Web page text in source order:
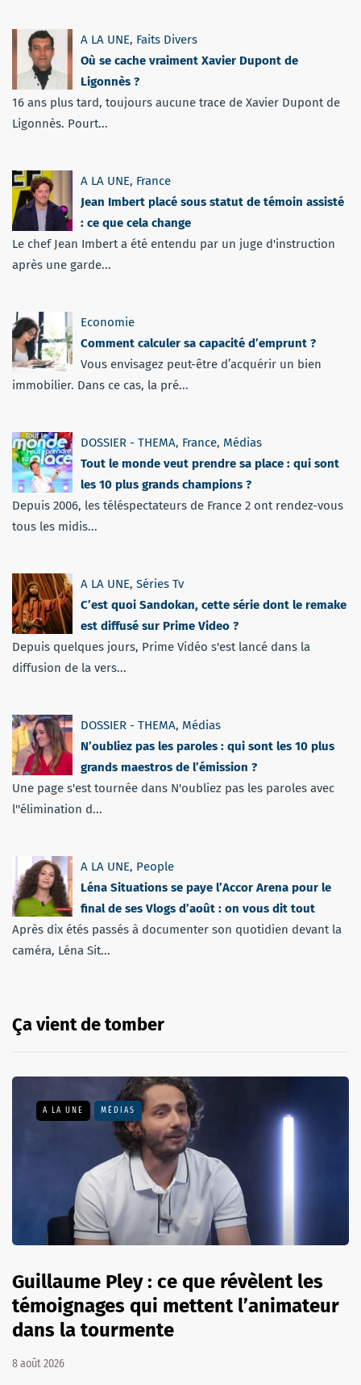
A LA UNE, Faits Divers
Où se cache vraiment Xavier Dupont de
Ligonnès ?
16 ans plus tard, toujours aucune trace de Xavier Dupont de
Ligonnès. Pourt...
A LA UNE, France
Jean Imbert placé sous statut de témoin assisté
: ce que cela change
Le chef Jean Imbert a été entendu par un juge d'instruction
après une garde...
Economie
Comment calculer sa capacité d’emprunt ?
Vous envisagez peut-être d’acquérir un bien
immobilier. Dans ce cas, la pré...
DOSSIER - THEMA, France, Médias
Tout le monde veut prendre sa place : qui sont
les 10 plus grands champions ?
Depuis 2006, les téléspectateurs de France 2 ont rendez-vous
tous les midis...
A LA UNE, Séries Tv
C’est quoi Sandokan, cette série dont le remake
est diffusé sur Prime Video ?
Depuis quelques jours, Prime Vidéo s'est lancé dans la
diffusion de la vers...
DOSSIER - THEMA, Médias
N’oubliez pas les paroles : qui sont les 10 plus
grands maestros de l’émission ?
Une page s'est tournée dans N'oubliez pas les paroles avec
l''élimination d...
A LA UNE, People
Léna Situations se paye l’Accor Arena pour le
final de ses Vlogs d’août : on vous dit tout
Après dix étés passés à documenter son quotidien devant la
caméra, Léna Sit...
Ça vient de tomber
A LA UNE MÉDIAS
Guillaume Pley : ce que révèlent les
témoignages qui mettent l’animateur
dans la tourmente
8 août 2026